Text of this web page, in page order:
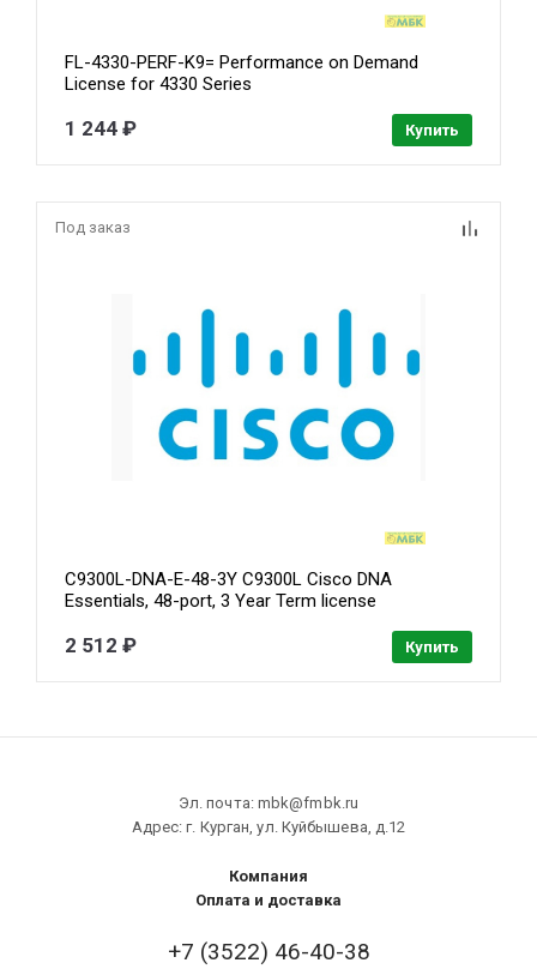
FL-4330-PERF-K9= Performance on Demand
License for 4330 Series
1 244 ₽ Купить
Под заказ
C9300L-DNA-E-48-3Y C9300L Cisco DNA
Essentials, 48-port, 3 Year Term license
2 512 ₽ Купить
Эл. почта: mbk@fmbk.ru
Адрес: г. Курган, ул. Куйбышева, д.12
Компания
Оплата и доставка
+7 (3522) 46-40-38